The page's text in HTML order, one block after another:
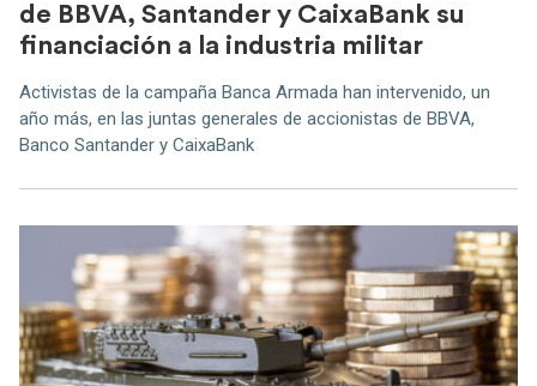
de BBVA, Santander y CaixaBank su
financiación a la industria militar
Activistas de la campaña Banca Armada han intervenido, un
año más, en las juntas generales de accionistas de BBVA,
Banco Santander y CaixaBank